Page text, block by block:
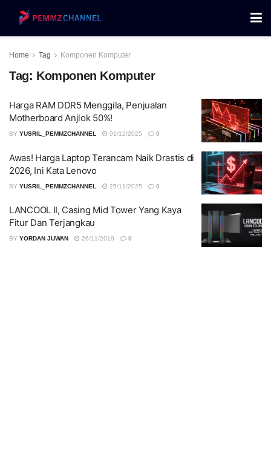
Home Tag Komponen Komputer
Tag: Komponen Komputer
Harga RAM DDR5 Menggila, Penjualan
Motherboard Anjlok 50%!
BY YUSRIL_PEMMZCHANNEL 01/12/2025 0
Awas! Harga Laptop Terancam Naik Drastis di
2026, Ini Kata Lenovo
BY YUSRIL_PEMMZCHANNEL 25/11/2025 0
LANCOOL II, Casing Mid Tower Yang Kaya
Fitur Dan Terjangkau
BY YORDAN JUWAN 26/11/2019 0